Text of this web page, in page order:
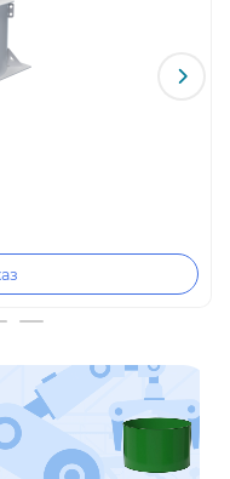
и в местах с
канализации. При
и объем очистки
ремонту.
в отдельный блок-
В сочетании с
с
даже